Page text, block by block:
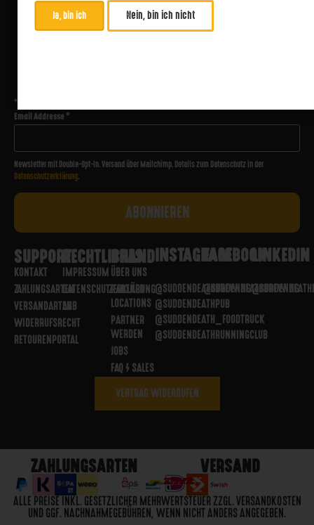
*
Email Addresse*
Newsletter mit Double-Opt-In. Versand über Mailchimp. Details zum Datenschutz in der
Datenschutzerklärung.
SUPPORT
KONTAKT
ZAHLUNGSARTEN
VERSANDARTEN
WIDERRUFSRECHT
RETOURENPORTAL
RECHTLICHES
IMPRESSUM
DATENSCHUTZERKLÄRUNG
AGB
BRAND
ÜBER UNS
PARTNER
LOCATIONS
PARTNER
WERDEN
JOBS
FAQ / SALES
INSTAGRAM
@SUDDENDEATHBREWING
@SUDDENDEATHPUB
@SUDDENDEATH_FOODTRUCK
@SUDDENDEATHRUNNINGCLUB
FACEBOOK
@SUDDENDEATHBREWING
LINKEDIN
VERTRAG WIDERRUFEN
ZAHLUNGSARTEN VERSAND
ALLE PREISE INKL. GESETZLICHER MEHRWERTSTEUER ZZGL. VERSANDKOSTEN
UND GGF. NACHNAHMEGEBÜHREN, WENN NICHT ANDERS ANGEGEBEN.
Ja, bin ich Nein, bin ich nicht